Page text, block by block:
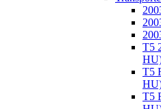
T5
T5
T5